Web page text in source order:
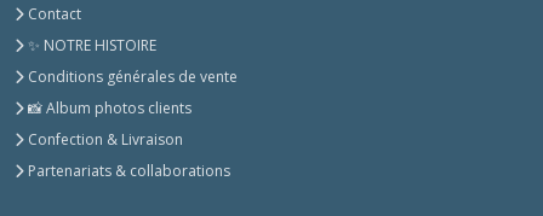
Contact
✨ NOTRE HISTOIRE
Conditions générales de vente
📸 Album photos clients
Confection & Livraison
Partenariats & collaborations